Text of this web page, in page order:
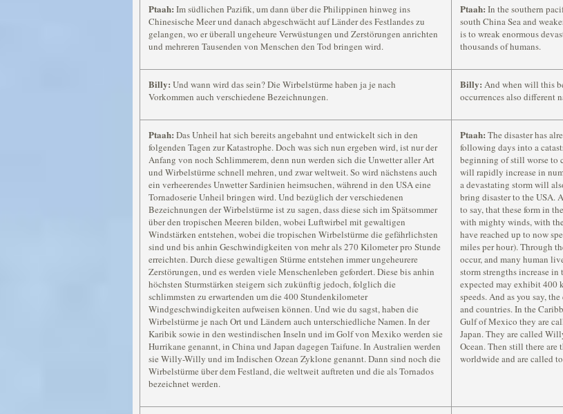
Ptaah: Im südlichen Pazifik, um dann über die Philippinen hinweg ins
Chinesische Meer und danach abgeschwächt auf Länder des Festlandes zu
gelangen, wo er überall ungeheure Verwüstungen und Zerstörungen anrichten
und mehreren Tausenden von Menschen den Tod bringen wird.
Ptaah: In the southern
south China Sea and
is to wreak enormous
thousands of humans.
Billy: Und wann wird das sein? Die Wirbelstürme haben ja je nach
Vorkommen auch verschiedene Bezeichnungen.
Billy: And when will this
occurrences also different
Ptaah: Das Unheil hat sich bereits angebahnt und entwickelt sich in den
folgenden Tagen zur Katastrophe. Doch was sich nun ergeben wird, ist nur der
Anfang von noch Schlimmerem, denn nun werden sich die Unwetter aller Art
und Wirbelstürme schnell mehren, und zwar weltweit. So wird nächstens auch
ein verheerendes Unwetter Sardinien heimsuchen, während in den USA eine
Tornadoserie Unheil bringen wird. Und bezüglich der verschiedenen
Bezeichnungen der Wirbelstürme ist zu sagen, dass diese sich im Spätsommer
über den tropischen Meeren bilden, wobei Luftwirbel mit gewaltigen
Windstärken entstehen, wobei die tropischen Wirbelstürme die gefährlichsten
sind und bis anhin Geschwindigkeiten von mehr als 270 Kilometer pro Stunde
erreichten. Durch diese gewaltigen Stürme entstehen immer ungeheurere
Zerstörungen, und es werden viele Menschenleben gefordert. Diese bis anhin
höchsten Sturmstärken steigern sich zukünftig jedoch, folglich die
schlimmsten zu erwartenden um die 400 Stundenkilometer
Windgeschwindigkeiten aufweisen können. Und wie du sagst, haben die
Wirbelstürme je nach Ort und Ländern auch unterschiedliche Namen. In der
Karibik sowie in den westindischen Inseln und im Golf von Mexiko werden sie
Hurrikane genannt, in China und Japan dagegen Taifune. In Australien werden
sie Willy-Willy und im Indischen Ozean Zyklone genannt. Dann sind noch die
Wirbelstürme über dem Festland, die weltweit auftreten und die als Tornados
bezeichnet werden.
Ptaah: The disaster has
following days into a
beginning of still worse to
will rapidly increase in
a devastating storm will
bring disaster to the USA.
to say, that these form in
with mighty winds, with
have reached up to now
miles per hour). Through
occur, and many human
storm strengths increase
expected may exhibit 400
speeds. And as you say,
and countries. In the
Gulf of Mexico they are
Japan. They are called
Ocean. Then still there
worldwide and are called